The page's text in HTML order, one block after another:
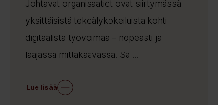
Johtavat organisaatiot ovat siirtymässä
yksittäisistä tekoälykokeiluista kohti
digitaalista työvoimaa – nopeasti ja
laajassa mittakaavassa. Sa ...
Lue lisää